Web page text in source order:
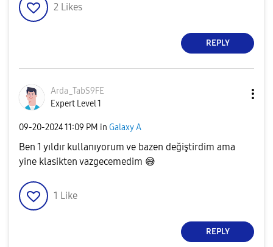
2 Likes
REPLY
Arda_TabS9FE
Expert Level 1
‎09-20-202411:09 PM in Galaxy A
Ben 1 yıldır kullanıyorum ve bazen değiştirdim ama
yine klasikten vazgecemedim 😅
1 Like
REPLY